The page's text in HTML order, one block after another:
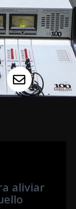
aliviar